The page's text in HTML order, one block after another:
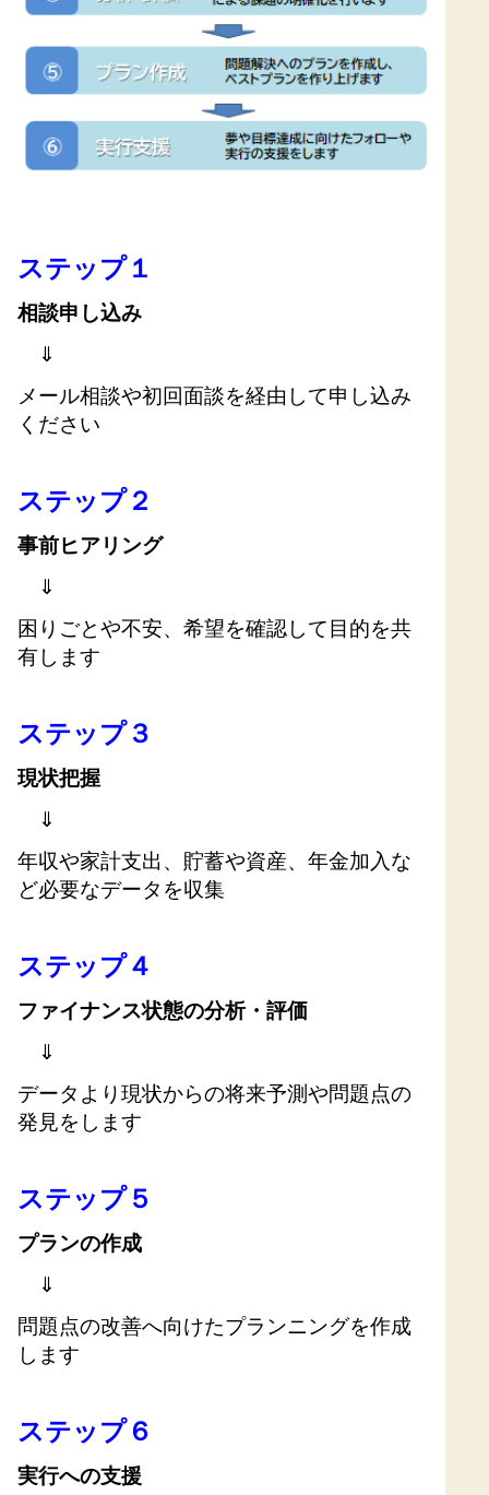
ステップ１
相談申し込み
⇓
メール相談や初回面談を経由して申し込み
ください
ステップ２
事前ヒアリング
⇓
困りごとや不安、希望を確認して目的を共
有します
ステップ３
現状把握
⇓
年収や家計支出、貯蓄や資産、年金加入な
ど必要なデータを収集
ステップ４
ファイナンス状態の分析・評価
⇓
データより現状からの将来予測や問題点の
発見をします
ステップ５
プランの作成
⇓
問題点の改善へ向けたプランニングを作成
します
ステップ６
実行への支援